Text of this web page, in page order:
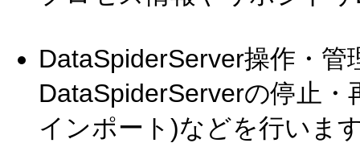
DataSpiderServer操作・管
DataSpiderServerの停止
インポート)などを行いま